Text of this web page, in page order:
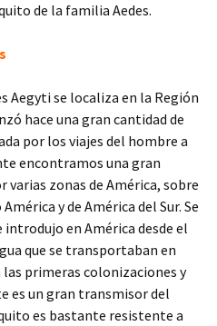
de la familia Aedes.
Aegyti se localiza en la Región
hace una gran cantidad de
por los viajes del hombre a
encontramos una gran
zonas de América, sobre
y de América del Sur. Se
en América desde el
que se transportaban en
primeras colonizaciones y
es un gran transmisor del
es bastante resistente a